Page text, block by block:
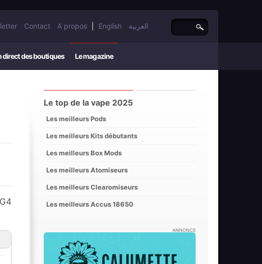
Contact A propos English العربية
direct des boutiques Le magazine
Le top de la vape 2025
Les meilleurs Pods
Les meilleurs Kits débutants
Les meilleurs Box Mods
Les meilleurs Atomiseurs
Les meilleurs Clearomiseurs
Les meilleurs Accus 18650
ANNONCE